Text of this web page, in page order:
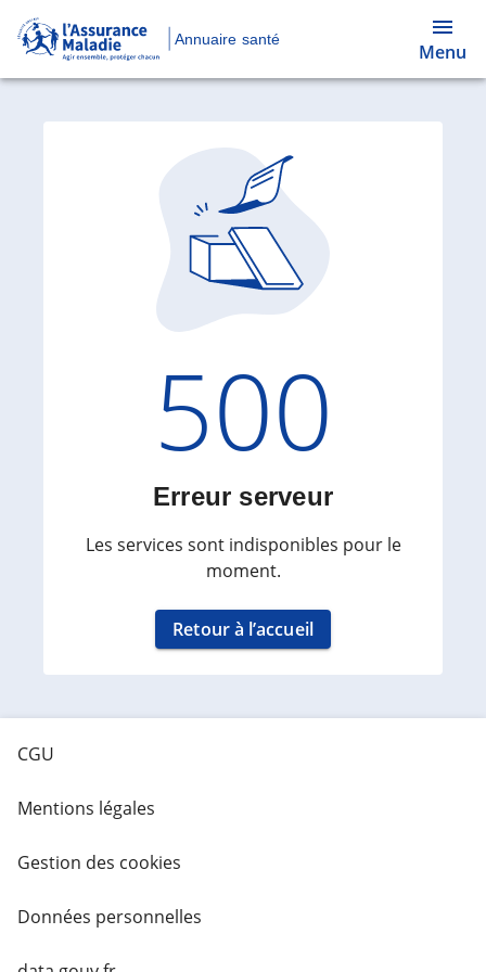
Annuaire santé
Menu
Code
500
Erreur serveur
Les services sont indisponibles pour le
moment.
Retour à l’accueil
CGU
Mentions légales
Gestion des cookies
Données personnelles